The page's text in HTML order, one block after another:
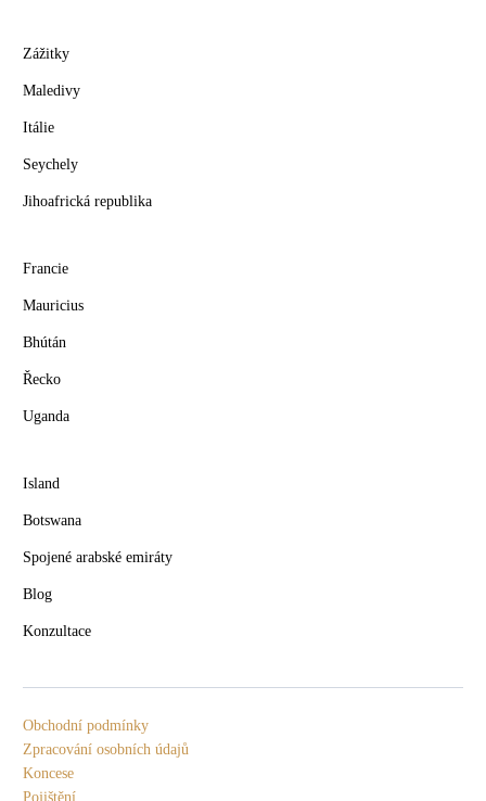
Zážitky
Maledivy
Itálie
Seychely
Jihoafrická republika
Francie
Mauricius
Bhútán
Řecko
Uganda
Island
Botswana
Spojené arabské emiráty
Blog
Konzultace
Obchodní podmínky
Zpracování osobních údajů
Koncese
Pojištění